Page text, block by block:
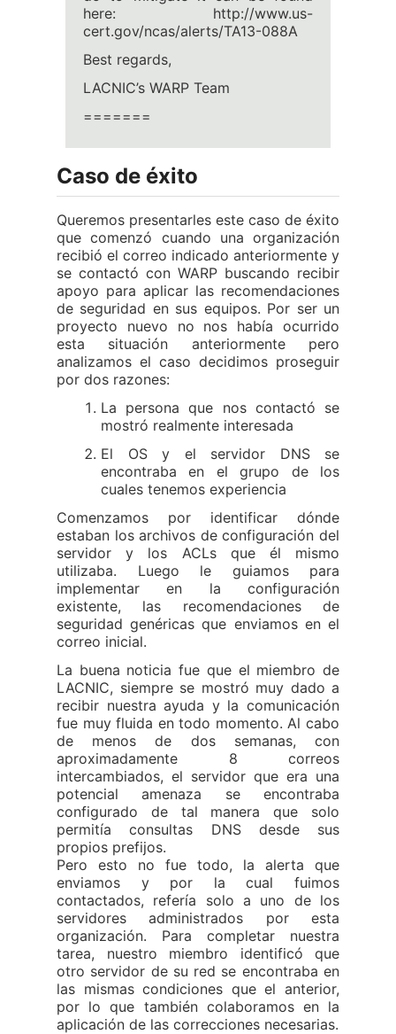
here: http://www.us-
cert.gov/ncas/alerts/TA13-088A
Best regards,
LACNIC’s WARP Team
=======
Caso de éxito
Queremos presentarles este caso de éxito
que comenzó cuando una organización
recibió el correo indicado anteriormente y
se contactó con WARP buscando recibir
apoyo para aplicar las recomendaciones
de seguridad en sus equipos. Por ser un
proyecto nuevo no nos había ocurrido
esta situación anteriormente pero
analizamos el caso decidimos proseguir
por dos razones:
La persona que nos contactó se
mostró realmente interesada
El OS y el servidor DNS se
encontraba en el grupo de los
cuales tenemos experiencia
Comenzamos por identificar dónde
estaban los archivos de configuración del
servidor y los ACLs que él mismo
utilizaba. Luego le guiamos para
implementar en la configuración
existente, las recomendaciones de
seguridad genéricas que enviamos en el
correo inicial.
La buena noticia fue que el miembro de
LACNIC, siempre se mostró muy dado a
recibir nuestra ayuda y la comunicación
fue muy fluida en todo momento. Al cabo
de menos de dos semanas, con
aproximadamente 8 correos
intercambiados, el servidor que era una
potencial amenaza se encontraba
configurado de tal manera que solo
permitía consultas DNS desde sus
propios prefijos.
Pero esto no fue todo, la alerta que
enviamos y por la cual fuimos
contactados, refería solo a uno de los
servidores administrados por esta
organización. Para completar nuestra
tarea, nuestro miembro identificó que
otro servidor de su red se encontraba en
las mismas condiciones que el anterior,
por lo que también colaboramos en la
aplicación de las correcciones necesarias.